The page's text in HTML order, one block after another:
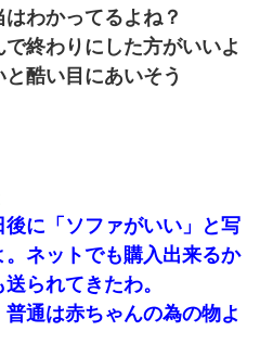
私ようやくファッションモデルに
」→悲しい結果がこれ・・・
「俺は誰の子供なの？」長女・次
わかった。で？」夫「慰謝料
て。私も請求する」夫「」
乗る女が、ツケで宝石を買おうと
わかってるよね？
終わりにした方がいいよ
酷い目にあいそう
に「ソファがいい」と写
ネットでも購入出来るか
られてきたわ。
通は赤ちゃんの為の物よ